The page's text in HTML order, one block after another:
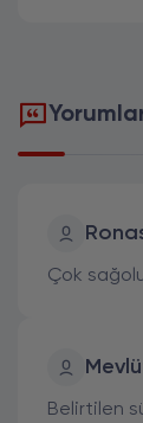
Çok
Belirtilen